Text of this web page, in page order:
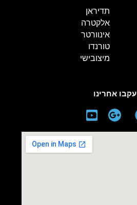
תדיראן
אלקטרה
אינוורטר
טורנדו
מיצובישי
עקבו אחרינו